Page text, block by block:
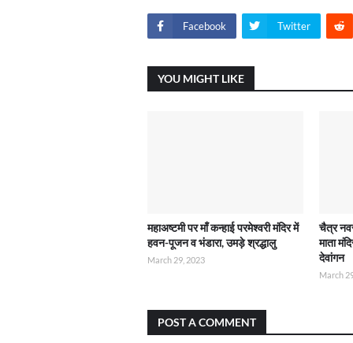
Facebook Twitter
YOU MIGHT LIKE
महाअष्टमी पर माँ कन्हाई परमेश्वरी मंदिर में
हवन-पूजन व भंडारा, उमड़े श्रद्धालु
March 29, 2023
चैत्र
माता
देवांगन
March
POST A COMMENT